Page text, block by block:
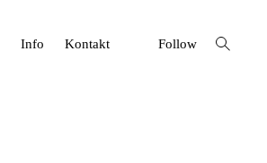
Info Kontakt Follow
open
search